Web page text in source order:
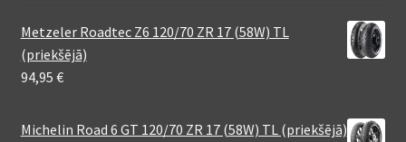
Metzeler Roadtec Z6 120/70 ZR 17 (58W) TL
(priekšējā)
94,95 €
Michelin Road 6 GT 120/70 ZR 17 (58W) TL (priekšējā)